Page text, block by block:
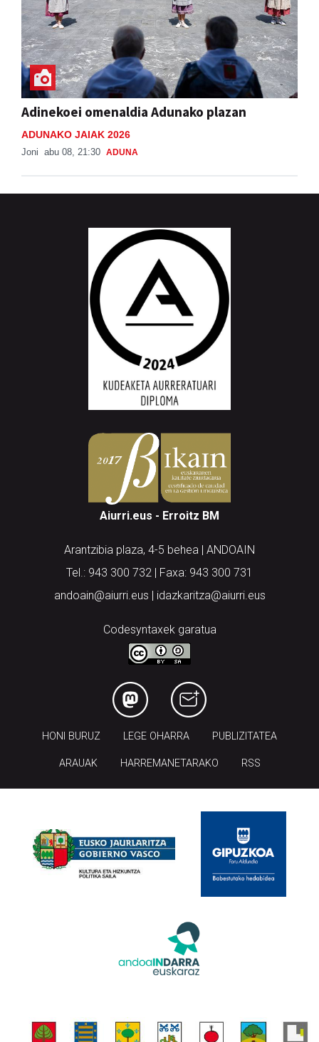
Adinekoei omenaldia Adunako plazan
ADUNAKO JAIAK 2026
Joni abu 08, 21:30 ADUNA
Aiurri.eus - Erroitz BM
Arantzibia plaza, 4-5 behea | ANDOAIN
Tel.: 943 300 732 | Faxa: 943 300 731
andoain@aiurri.eus | idazkaritza@aiurri.eus
Codesyntaxek garatua
HONI BURUZ LEGE OHARRA PUBLIZITATEA
ARAUAK HARREMANETARAKO RSS